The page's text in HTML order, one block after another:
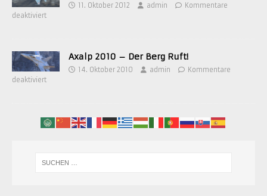
11. Oktober 2012 admin
Kommentare
deaktiviert
Axalp 2010 – Der Berg Ruft!
14. Oktober 2010 admin
Kommentare
deaktiviert